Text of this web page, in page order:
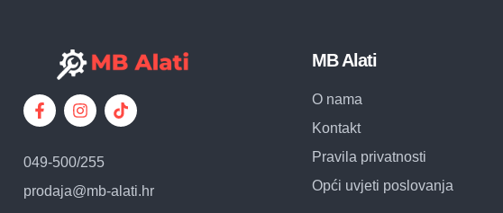
049-500/255
prodaja@mb-alati.hr
MB Alati
O nama
Kontakt
Pravila privatnosti
Opći uvjeti poslovanja